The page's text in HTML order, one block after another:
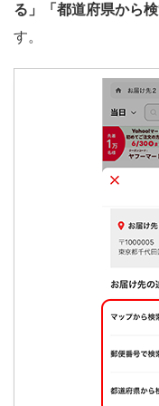
る」「都道府県から検
す。